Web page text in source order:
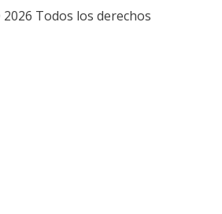
Todos los derechos